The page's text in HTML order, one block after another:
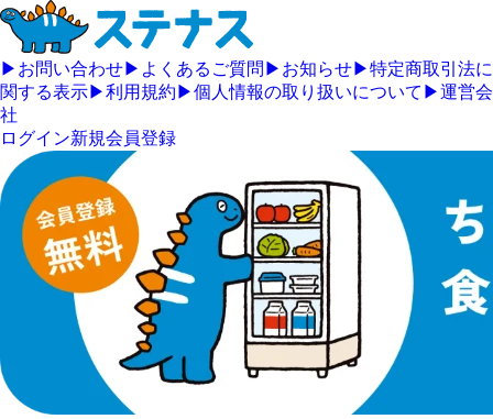
▶ お問い合わせ▶ よくあるご質問 ▶ お知らせ▶特定商取引法に
関する表示▶利用規約 ▶個人情報の取り扱いについて ▶運営会
社
ログイン新規会員登録